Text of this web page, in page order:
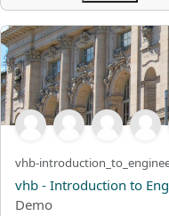
vhb - Introduction to
Kurzer Kursname
vhb-
Kursname
vhb - Introduction to
Kursbereich
Demo